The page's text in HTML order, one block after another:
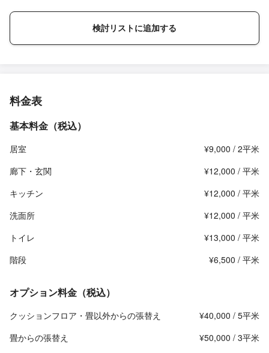
検討リストに追加する
料金表
基本料金（税込）
居室
¥9,000 / 2平米
廊下・玄関
¥12,000 / 平米
キッチン
¥12,000 / 平米
洗面所
¥12,000 / 平米
トイレ
¥13,000 / 平米
階段
¥6,500 / 平米
オプション料金（税込）
クッションフロア・畳以外からの張替え
¥40,000 / 5平米
畳からの張替え
¥50,000 / 3平米